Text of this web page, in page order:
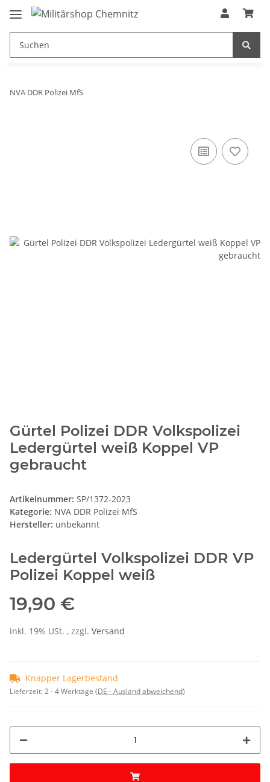
NVA DDR Polizei MfS
Gürtel Polizei DDR Volkspolizei
Ledergürtel weiß Koppel VP
gebraucht
Artikelnummer: SP/1372-2023
Kategorie: NVA DDR Polizei MfS
Hersteller: unbekannt
Ledergürtel Volkspolizei DDR VP
Polizei Koppel weiß
19,90 €
inkl. 19% USt. , zzgl. Versand
Knapper Lagerbestand
Lieferzeit:2 - 4 Werktage (DE - Ausland abweichend)